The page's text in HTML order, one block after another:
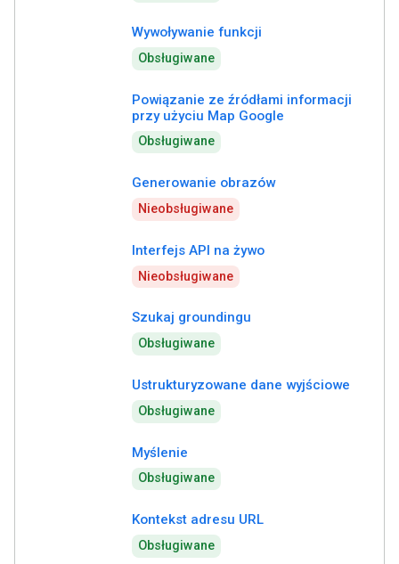
Wywoływanie funkcji
Obsługiwane
Powiązanie ze źródłami informacji
przy użyciu Map Google
Obsługiwane
Generowanie obrazów
Nieobsługiwane
Interfejs API na żywo
Nieobsługiwane
Szukaj groundingu
Obsługiwane
Ustrukturyzowane dane wyjściowe
Obsługiwane
Myślenie
Obsługiwane
Kontekst adresu URL
Obsługiwane